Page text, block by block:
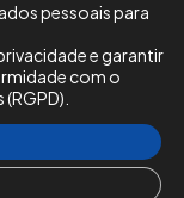
os direitos
pessoais para
e garantir
com o